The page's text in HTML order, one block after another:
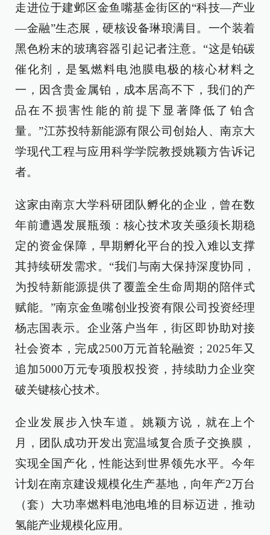
走进位于建邺区金鱼嘴基金街区的“科技—产业
—金融”生态展，硬核设备琳琅满目。一个装着
黑色粉末的玻璃容器引起记者注意。“这是铂碳
催化剂，是氢燃料电池膜电极的核心材料之
一，因含贵金属铂，成本居高不下，我们的产
品在不损害性能的前提下显著降低了铂含
量。”江苏投特新能源有限公司创始人、南京大
学现代工程与应用科学学院教授姚颖方告诉记
者。
这家由南京大学科研团队孵化的企业，曾在数
年前遭遇发展瓶颈：核心技术攻关亟须长期稳
定的资金保障，早期孵化平台的投入难以支撑
其持续研发需求。“我们与南大保持深度协同，
为投特新能源提供了覆盖全生命周期的陪伴式
赋能。”南京金鱼嘴创业投资有限公司投资经理
杨志国表示。企业落户当年，街区即协助对接
社会资本，完成2500万元首轮融资；2025年又
追加5000万元专项股权投资，持续助力企业突
破关键核心技术。
企业发展步入快车道。姚颖方说，就在上个
月，团队成功开发出宽温域复合质子交换膜，
实现全国产化，性能达到世界领先水平。今年
计划在南京建设规模化生产基地，向年产2万台
（套）大功率燃料电池电堆的目标迈进，推动
氢能产业规模化应用。